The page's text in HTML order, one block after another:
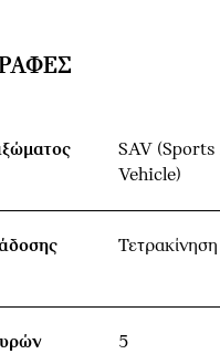
SAV
Vehicle)
Τετρακίνηση
5